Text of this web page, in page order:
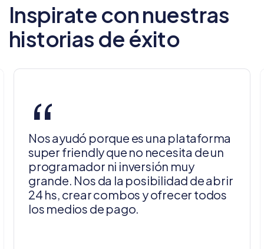
Inspirate con nuestras
historias de éxito
“
Nos ayudó porque es una plataforma
super friendly que no necesita de un
programador ni inversión muy
grande. Nos da la posibilidad de abrir
24 hs, crear combos y ofrecer todos
los medios de pago.